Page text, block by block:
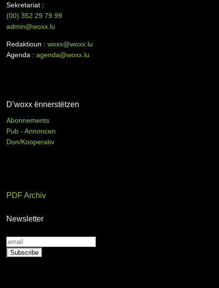
Sekretariat :
(00)352 29 79 99
admin@woxx.lu
Redaktioun :woxx@woxx.lu
Agenda :agenda@woxx.lu
D’woxx ënnerstëtzen
Abonnements
Pub - Annoncen
Don/Kooperativ
PDF Archiv
Newsletter